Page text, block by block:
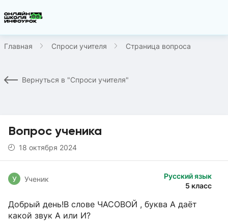
Главная Спроси учителя Страница вопроса
Вернуться в "Спроси учителя"
Вопрос ученика
18 октября 2024
Русский язык
5 класс
У Ученик
Добрый день!В слове ЧАСОВОЙ , буква А даёт
какой звук А или И?